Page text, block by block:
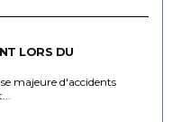
LORS DU
majeure d'accidents